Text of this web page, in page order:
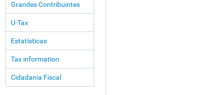
Grandes Contribuintes
U-Tax
Estatísticas
Tax information
Cidadania Fiscal